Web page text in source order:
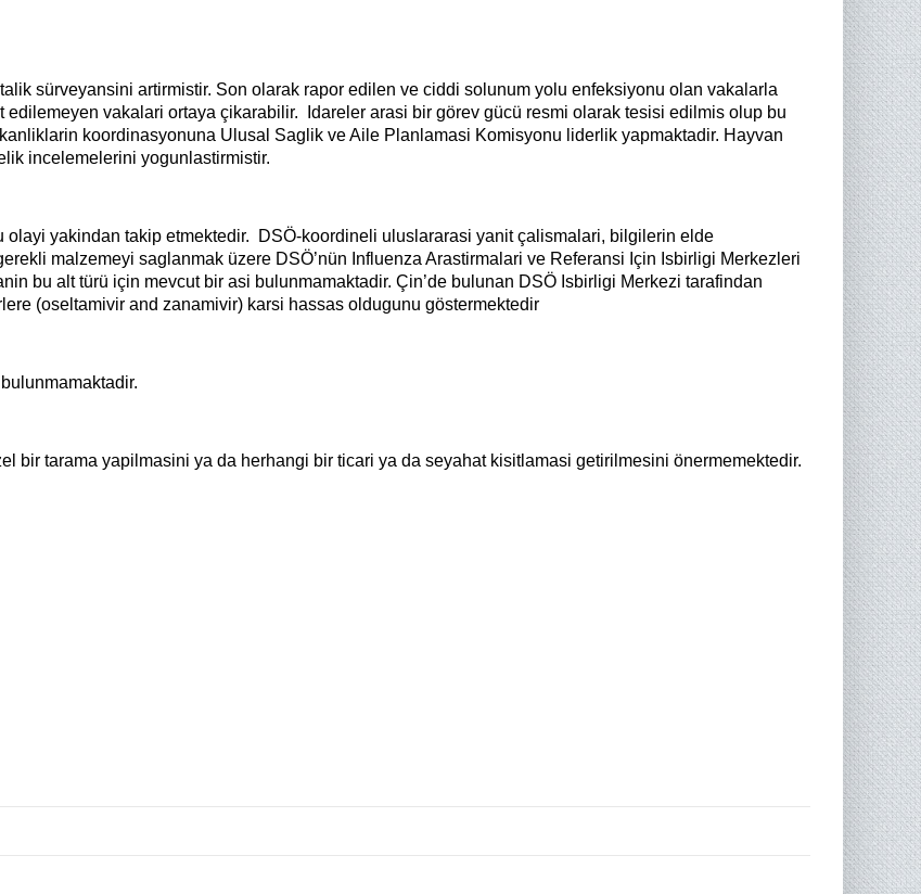
sürveyansini artirmistir. Son olarak rapor edilen ve ciddi solunum yolu enfeksiyonu olan vakalarla
vakalari ortaya çikarabilir.
Idareler arasi bir görev gücü resmi olarak tesisi edilmis olup bu
koordinasyonuna Ulusal Saglik ve Aile Planlamasi Komisyonu liderlik yapmaktadir. Hayvan
incelemelerini yogunlastirmistir.
yakindan takip etmektedir.
DSÖ-koordineli uluslararasi yanit çalismalari, bilgilerin elde
malzemeyi saglanmak üzere DSÖ’nün Influenza Arastirmalari ve Referansi Için Isbirligi Merkezleri
bu alt türü için mevcut bir asi bulunmamaktadir. Çin’de bulunan DSÖ Isbirligi Merkezi tarafindan
(oseltamivir and zanamivir) karsi hassas oldugunu göstermektedir
bir tarama yapilmasini ya da herhangi bir ticari ya da seyahat kisitlamasi getirilmesini önermemektedir.